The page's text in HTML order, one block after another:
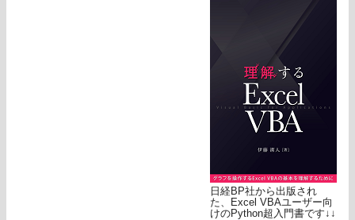
日経BP社から出版され
た、Excel VBAユーザー向
けのPython超入門書です↓↓